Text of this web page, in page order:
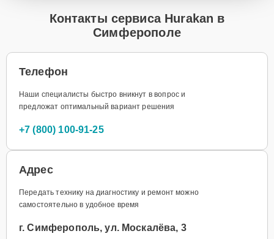
Контакты сервиса Hurakan в
Симферополе
Телефон
Наши специалисты быстро вникнут в вопрос и
предложат оптимальный вариант решения
+7 (800) 100-91-25
Адрес
Передать технику на диагностику и ремонт можно
самостоятельно в удобное время
г. Симферополь, ул. Москалёва, 3